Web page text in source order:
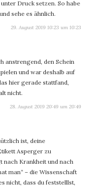
Druck setzen. So habe
sehe es ähnlich.
29. August 2019 10:23 um 10:23
anstrengend, den Schein
und war deshalb auf
hier gerade stattfand,
nicht.
28. August 2019 20:49 um 20:49
ist, deine
Asperger zu
nach Krankheit und nach
man“ – die Wissenschaft
nicht, dass du feststelllst,